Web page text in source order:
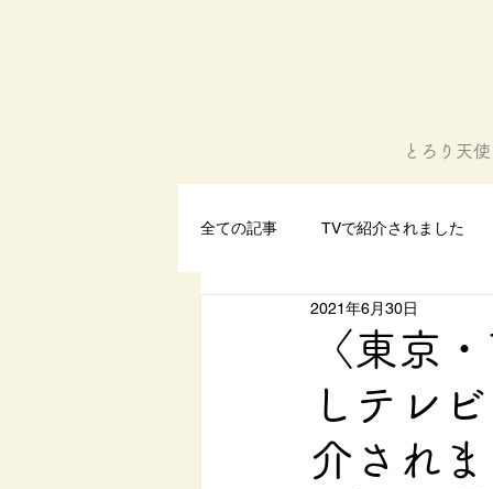
とろり天
全ての記事 TVで紹介されました
〈東京
しテレ
介され
2021年6月30日